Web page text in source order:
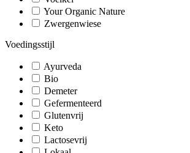
Your Organic Nature
Zwergenwiese
Voedingsstijl
Ayurveda
Bio
Demeter
Gefermenteerd
Glutenvrij
Keto
Lactosevrij